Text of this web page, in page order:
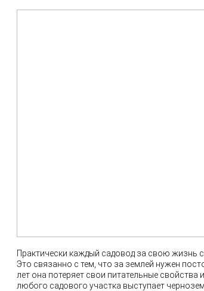
Практически каждый садовод за свою жизнь
Это связанно с тем, что за землей нужен
лет она потеряет свои питательные
любого садового участка выступает